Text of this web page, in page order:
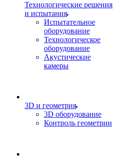
Технологические решения
и испытания
Испытательное
оборудование
Технологическое
оборудование
Акустические
камеры
3D и геометрия
3D оборудование
Контроль геометрии